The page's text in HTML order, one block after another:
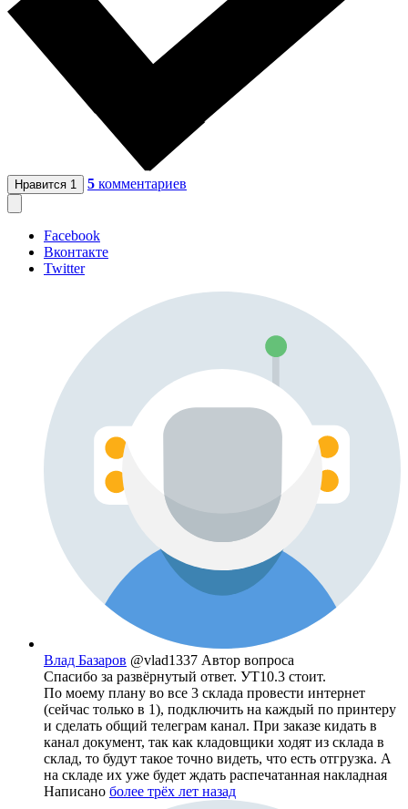
Нравится 1 5 комментариев
Facebook
Вконтакте
Twitter
Влад Базаров @vlad1337 Автор вопроса
Спасибо за развёрнутый ответ. УТ10.3 стоит.
По моему плану во все 3 склада провести интернет
(сейчас только в 1), подключить на каждый по принтеру
и сделать общий телеграм канал. При заказе кидать в
канал документ, так как кладовщики ходят из склада в
склад, то будут такое точно видеть, что есть отгрузка. А
на складе их уже будет ждать распечатанная накладная
Написано более трёх лет назад